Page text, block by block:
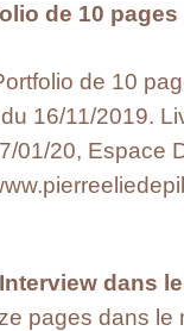
de 10
de 10
16/11/2019.
01/20, Espace
dans
pages dans